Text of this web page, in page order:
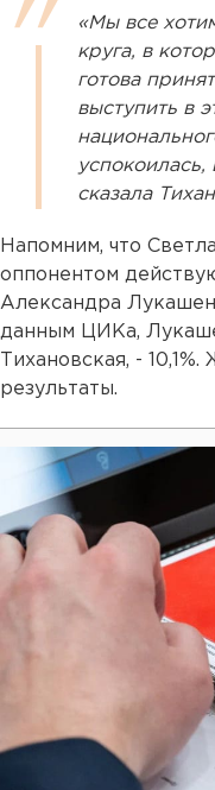
«Мы все
круга, в
готова
выступить в
сказала
Напомним, что
оппонентом
Александра
данным ЦИКа,
Тихановская, -
результаты.